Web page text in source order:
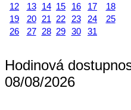
12
13 14 15 16 17
18
19
20 21 22 23 24
25
26
27 28 29 30 31
Hodinová
08/08/2026